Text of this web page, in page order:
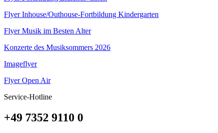
Flyer Inhouse/Outhouse-Fortbildung Kindergarten
Flyer Musik im Besten Alter
Konzerte des Musiksommers 2026
Imageflyer
Flyer Open Air
Service-Hotline
+49 7352 9110 0